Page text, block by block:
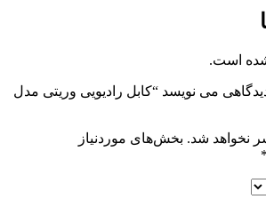
است.
می نویسد “کابل رادیویی وریتی مدل
نخواهد شد. بخش‌های موردنیاز
*